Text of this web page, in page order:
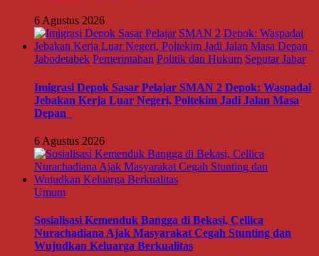
6 Agustus 2026
Jabodetabek Pemerintahan Politik dan Hukum Seputar Jabar
Imigrasi Depok Sasar Pelajar SMAN 2 Depok: Waspadai
Jebakan Kerja Luar Negeri, Poltekim Jadi Jalan Masa
Depan
6 Agustus 2026
Umum
Sosialisasi Kemenduk Bangga di Bekasi, Cellica
Nurachadiana Ajak Masyarakat Cegah Stunting dan
Wujudkan Keluarga Berkualitas